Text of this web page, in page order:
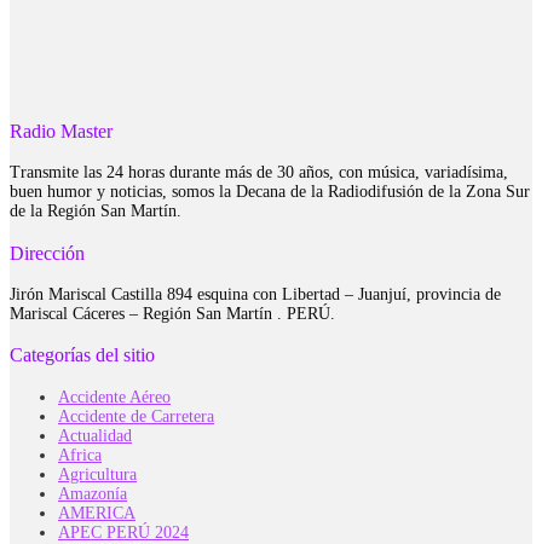
Radio Master
Transmite las 24 horas durante más de 30 años, con música, variadísima,
buen humor y noticias, somos la Decana de la Radiodifusión de la Zona Sur
de la Región San Martín.
Dirección
Jirón Mariscal Castilla 894 esquina con Libertad – Juanjuí, provincia de
Mariscal Cáceres – Región San Martín . PERÚ.
Categorías del sitio
Accidente Aéreo
Accidente de Carretera
Actualidad
Africa
Agricultura
Amazonía
AMERICA
APEC PERÚ 2024